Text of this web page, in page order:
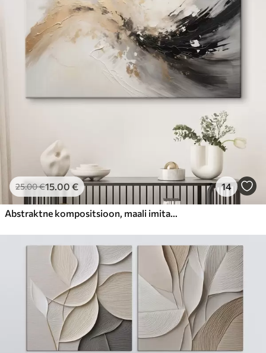
25.00€15.00 € 14
Abstraktne kompositsioon, maali imitatsioon